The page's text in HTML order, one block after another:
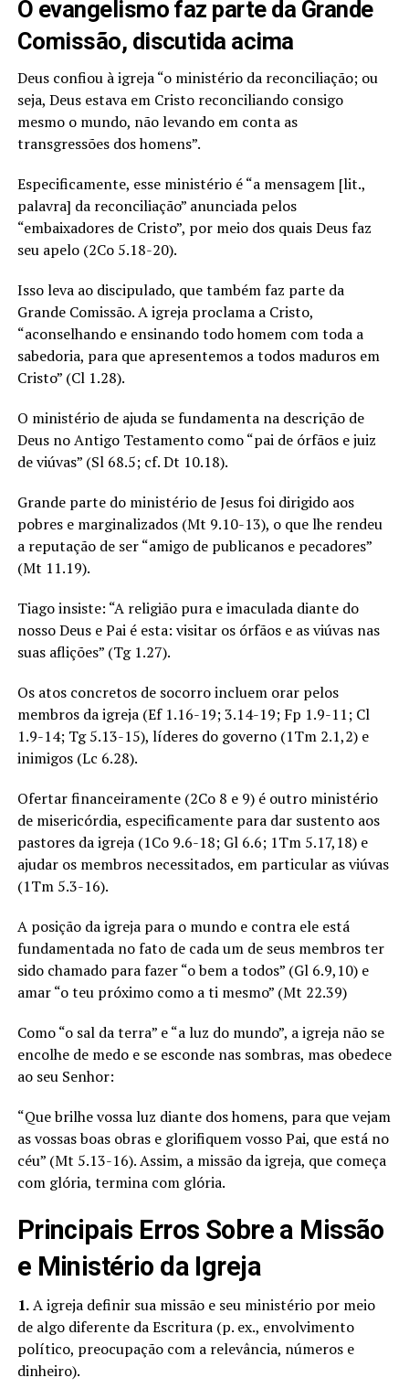
O evangelismo faz parte da Grande
Comissão, discutida acima
Deus confiou à igreja “o ministério da reconciliação; ou
seja, Deus estava em Cristo reconciliando consigo
mesmo o mundo, não levando em conta as
transgressões dos homens”.
Especificamente, esse ministério é “a mensagem [lit.,
palavra] da reconciliação” anunciada pelos
“embaixadores de Cristo”, por meio dos quais Deus faz
seu apelo (2Co 5.18-20).
Isso leva ao discipulado, que também faz parte da
Grande Comissão. A igreja proclama a Cristo,
“aconselhando e ensinando todo homem com toda a
sabedoria, para que apresentemos a todos maduros em
Cristo” (Cl 1.28).
O ministério de ajuda se fundamenta na descrição de
Deus no Antigo Testamento como “pai de órfãos e juiz
de viúvas” (Sl 68.5; cf. Dt 10.18).
Grande parte do ministério de Jesus foi dirigido aos
pobres e marginalizados (Mt 9.10-13), o que lhe rendeu
a reputação de ser “amigo de publicanos e pecadores”
(Mt 11.19).
Tiago insiste: “A religião pura e imaculada diante do
nosso Deus e Pai é esta: visitar os órfãos e as viúvas nas
suas aflições” (Tg 1.27).
Os atos concretos de socorro incluem orar pelos
membros da igreja (Ef 1.16-19; 3.14-19; Fp 1.9-11; Cl
1.9-14; Tg 5.13-15), líderes do governo (1Tm 2.1,2) e
inimigos (Lc 6.28).
Ofertar financeiramente (2Co 8 e 9) é outro ministério
de misericórdia, especificamente para dar sustento aos
pastores da igreja (1Co 9.6-18; Gl 6.6; 1Tm 5.17,18) e
ajudar os membros necessitados, em particular as viúvas
(1Tm 5.3-16).
A posição da igreja para o mundo e contra ele está
fundamentada no fato de cada um de seus membros ter
sido chamado para fazer “o bem a todos” (Gl 6.9,10) e
amar “o teu próximo como a ti mesmo” (Mt 22.39)
Como “o sal da terra” e “a luz do mundo”, a igreja não se
encolhe de medo e se esconde nas sombras, mas obedece
ao seu Senhor:
“Que brilhe vossa luz diante dos homens, para que vejam
as vossas boas obras e glorifiquem vosso Pai, que está no
céu” (Mt 5.13-16). Assim, a missão da igreja, que começa
com glória, termina com glória.
Principais Erros Sobre a Missão
e Ministério da Igreja
1.A igreja definir sua missão e seu ministério por meio
de algo diferente da Escritura (p. ex., envolvimento
político, preocupação com a relevância, números e
dinheiro).